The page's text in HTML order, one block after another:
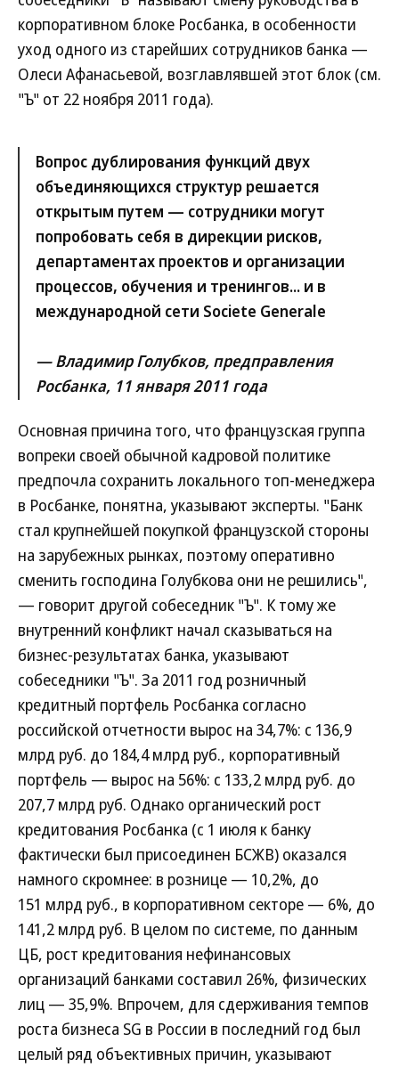
корпоративном блоке Росбанка, в особенности
уход одного из старейших сотрудников банка —
Олеси Афанасьевой, возглавлявшей этот блок (см.
"Ъ" от 22 ноября 2011 года).
Вопрос дублирования функций двух
объединяющихся структур решается
открытым путем — сотрудники могут
попробовать себя в дирекции рисков,
департаментах проектов и организации
процессов, обучения и тренингов... и в
международной сети Societe Generale
— Владимир Голубков, предправления
Росбанка, 11 января 2011 года
Основная причина того, что французская группа
вопреки своей обычной кадровой политике
предпочла сохранить локального топ-менеджера
в Росбанке, понятна, указывают эксперты. "Банк
стал крупнейшей покупкой французской стороны
на зарубежных рынках, поэтому оперативно
сменить господина Голубкова они не решились",
— говорит другой собеседник "Ъ". К тому же
внутренний конфликт начал сказываться на
бизнес-результатах банка, указывают
собеседники "Ъ". За 2011 год розничный
кредитный портфель Росбанка согласно
российской отчетности вырос на 34,7%: с 136,9
млрд руб. до 184,4 млрд руб., корпоративный
портфель — вырос на 56%: с 133,2 млрд руб. до
207,7 млрд руб. Однако органический рост
кредитования Росбанка (с 1 июля к банку
фактически был присоединен БСЖВ) оказался
намного скромнее: в рознице — 10,2%, до
151 млрд руб., в корпоративном секторе — 6%, до
141,2 млрд руб. В целом по системе, по данным
ЦБ, рост кредитования нефинансовых
организаций банками составил 26%, физических
лиц — 35,9%. Впрочем, для сдерживания темпов
роста бизнеса SG в России в последний год был
целый ряд объективных причин, указывают